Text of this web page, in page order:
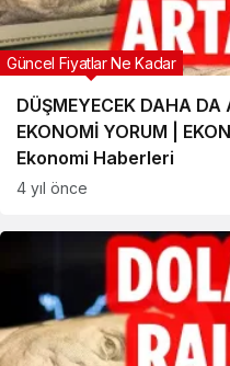
DÜŞMEYECEK DAHA DA
EKONOMİ YORUM |
Ekonomi Haberleri
Güncel Fiyatlar Ne Kadar
4 yıl önce